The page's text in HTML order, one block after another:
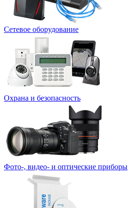
Сетевое оборудование
Охрана и безопасность
Фото-, видео- и оптические приборы